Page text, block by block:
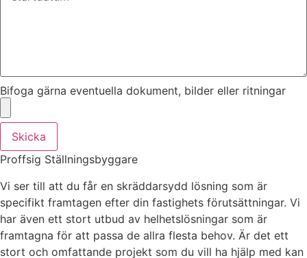
Bifoga gärna eventuella dokument, bilder eller ritningar
Skicka
Proffsig Ställningsbyggare
Vi ser till att du får en skräddarsydd lösning som är
specifikt framtagen efter din fastighets förutsättningar. Vi
har även ett stort utbud av helhetslösningar som är
framtagna för att passa de allra flesta behov. Är det ett
stort och omfattande projekt som du vill ha hjälp med kan